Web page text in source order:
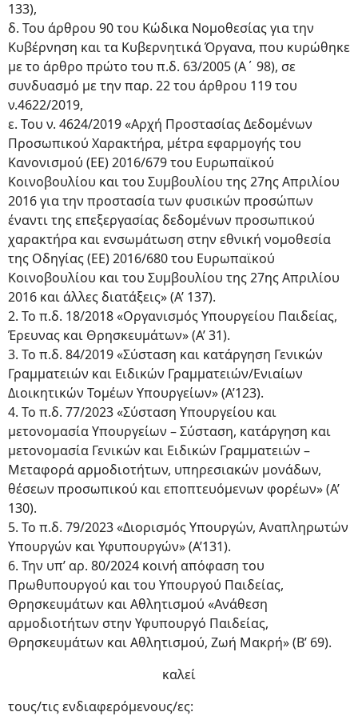
133),
δ. Του άρθρου 90 του Κώδικα Νομοθεσίας για την
Κυβέρνηση και τα Κυβερνητικά Όργανα, που κυρώθηκε
με το άρθρο πρώτο του π.δ. 63/2005 (Α΄ 98), σε
συνδυασμό με την παρ. 22 του άρθρου 119 του
ν.4622/2019,
ε. Του ν. 4624/2019 «Αρχή Προστασίας Δεδομένων
Προσωπικού Χαρακτήρα, μέτρα εφαρμογής του
Κανονισμού (ΕΕ) 2016/679 του Ευρωπαϊκού
Κοινοβουλίου και του Συμβουλίου της 27ης Απριλίου
2016 για την προστασία των φυσικών προσώπων
έναντι της επεξεργασίας δεδομένων προσωπικού
χαρακτήρα και ενσωμάτωση στην εθνική νομοθεσία
της Οδηγίας (ΕΕ) 2016/680 του Ευρωπαϊκού
Κοινοβουλίου και του Συμβουλίου της 27ης Απριλίου
2016 και άλλες διατάξεις» (Α’ 137).
2. Το π.δ. 18/2018 «Οργανισμός Υπουργείου Παιδείας,
Έρευνας και Θρησκευμάτων» (A’ 31).
3. Το π.δ. 84/2019 «Σύσταση και κατάργηση Γενικών
Γραμματειών και Ειδικών Γραμματειών/Ενιαίων
Διοικητικών Τομέων Υπουργείων» (Α’123).
4. Το π.δ. 77/2023 «Σύσταση Υπουργείου και
μετονομασία Υπουργείων – Σύσταση, κατάργηση και
μετονομασία Γενικών και Ειδικών Γραμματειών –
Μεταφορά αρμοδιοτήτων, υπηρεσιακών μονάδων,
θέσεων προσωπικού και εποπτευόμενων φορέων» (Α’
130).
5. Το π.δ. 79/2023 «Διορισμός Υπουργών, Αναπληρωτών
Υπουργών και Υφυπουργών» (Α’131).
6. Την υπ’ αρ. 80/2024 κοινή απόφαση του
Πρωθυπουργού και του Υπουργού Παιδείας,
Θρησκευμάτων και Αθλητισμού «Ανάθεση
αρμοδιοτήτων στην Υφυπουργό Παιδείας,
Θρησκευμάτων και Αθλητισμού, Ζωή Μακρή» (Β’ 69).
καλεί
τους/τις ενδιαφερόμενους/ες: